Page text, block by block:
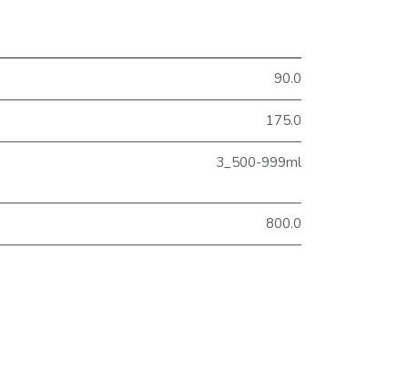
90.0
175.0
3_500-999ml
800.0